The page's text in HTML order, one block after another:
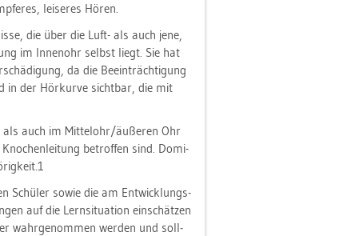
lei­se­res Hören.
die über die Luft- als auch jene,
im In­nen­ohr selbst liegt. Sie hat
da die Be­ein­träch­ti­gung
in der Hör­kur­ve sicht­bar, die mit
auch im Mit­tel­ohr/äu­ße­ren Ohr
be­trof­fen sind. Do­mi­
Schü­ler sowie die am Ent­wick­lungs­
auf die Lern­si­tua­ti­on ein­schät­zen
wahr­ge­nom­men wer­den und soll­